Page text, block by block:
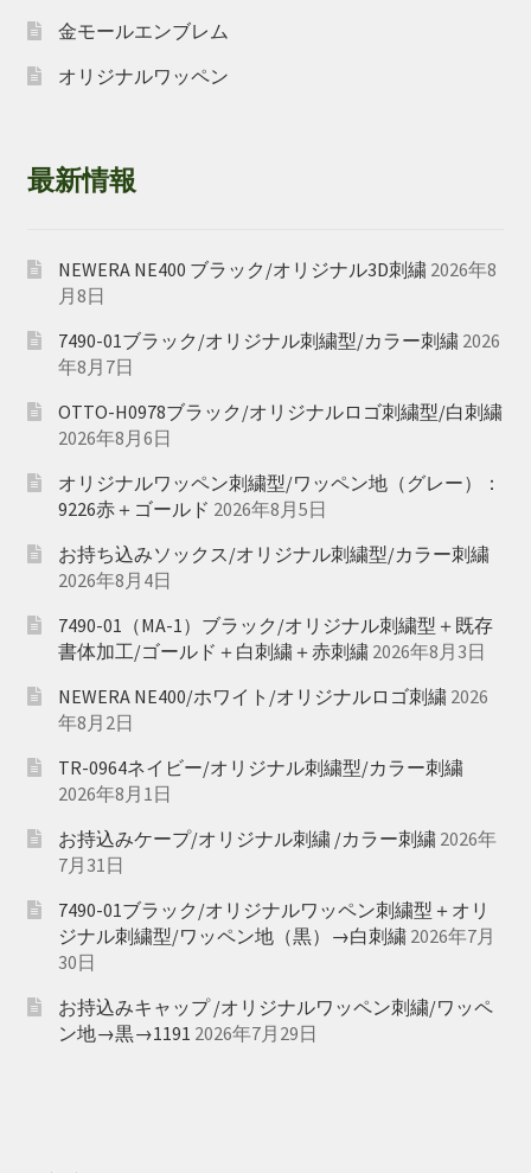
金モールエンブレム
オリジナルワッペン
最新情報
NEWERA NE400 ブラック/オリジナル3D刺繍 2026年8
月8日
7490-01ブラック/オリジナル刺繍型/カラー刺繍 2026
年8月7日
OTTO-H0978ブラック/オリジナルロゴ刺繍型/白刺繍
2026年8月6日
オリジナルワッペン刺繍型/ワッペン地（グレー）：
9226赤＋ゴールド 2026年8月5日
お持ち込みソックス/オリジナル刺繍型/カラー刺繍
2026年8月4日
7490-01（MA-1）ブラック/オリジナル刺繍型＋既存
書体加工/ゴールド＋白刺繍＋赤刺繍 2026年8月3日
NEWERA NE400/ホワイト/オリジナルロゴ刺繍 2026
年8月2日
TR-0964ネイビー/オリジナル刺繍型/カラー刺繍
2026年8月1日
お持込みケープ/オリジナル刺繍 /カラー刺繍 2026年
7月31日
7490-01ブラック/オリジナルワッペン刺繍型＋オリ
ジナル刺繍型/ワッペン地（黒）→白刺繍 2026年7月
30日
お持込みキャップ /オリジナルワッペン刺繍/ワッペ
ン地→黒→1191 2026年7月29日